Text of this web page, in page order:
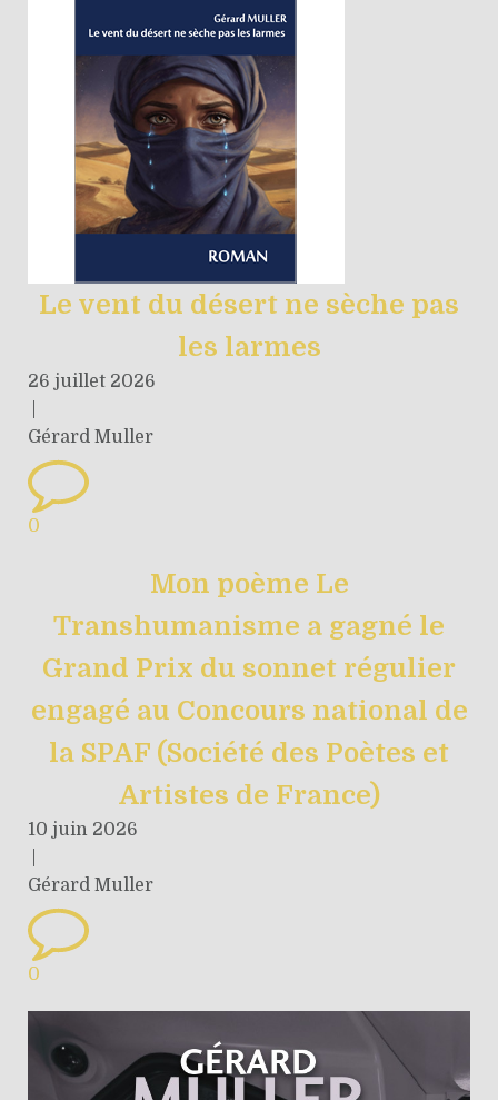
Le vent du désert ne sèche pas
les larmes
26 juillet 2026
Gérard Muller
0
Mon poème Le
Transhumanisme a gagné le
Grand Prix du sonnet régulier
engagé au Concours national de
la SPAF (Société des Poètes et
Artistes de France)
10 juin 2026
Gérard Muller
0